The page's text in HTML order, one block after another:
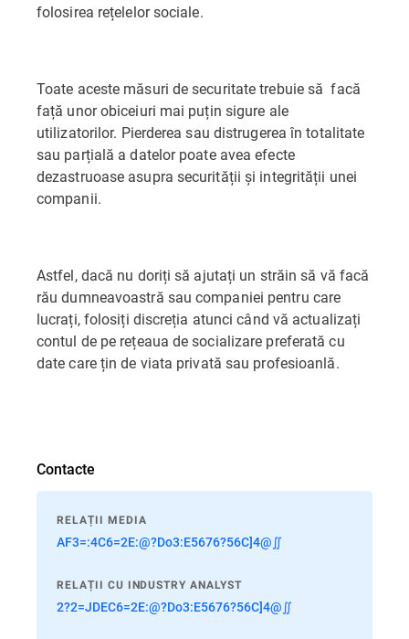
folosirea rețelelor sociale.
Toate aceste măsuri de securitate trebuie să facă
față unor obiceiuri mai puțin sigure ale
utilizatorilor. Pierderea sau distrugerea în totalitate
sau parțială a datelor poate avea efecte
dezastruoase asupra securității și integrității unei
companii.
Astfel, dacă nu doriți să ajutați un străin să vă facă
rău dumneavoastră sau companiei pentru care
lucrați, folosiți discreția atunci când vă actualizați
contul de pe rețeaua de socializare preferată cu
date care țin de viata privată sau profesioanlă.
Contacte
RELAȚII MEDIA
AF3=:4C6=2E:@?Do3:E5676?56C]4@∬
RELAȚII CU INDUSTRY ANALYST
2?2=JDEC6=2E:@?Do3:E5676?56C]4@∬